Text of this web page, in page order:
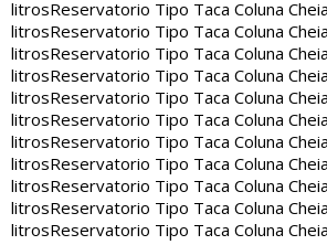
litrosReservatorio Tipo Taca Coluna
litrosReservatorio Tipo Taca Coluna
litrosReservatorio Tipo Taca Coluna
litrosReservatorio Tipo Taca Coluna
litrosReservatorio Tipo Taca Coluna
litrosReservatorio Tipo Taca Coluna
litrosReservatorio Tipo Taca Coluna
litrosReservatorio Tipo Taca Coluna
litrosReservatorio Tipo Taca Coluna
litrosReservatorio Tipo Taca Coluna
litrosReservatorio Tipo Taca Coluna